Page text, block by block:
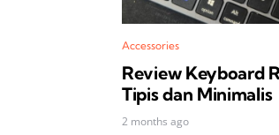
Accessories
Review Keyboard
Tipis dan Minimalis
2 months ago